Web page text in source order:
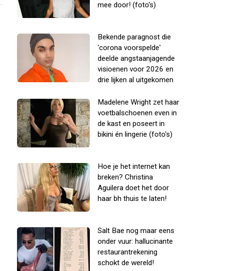
mee door! (foto's)
Bekende paragnost die
'corona voorspelde'
deelde angstaanjagende
visioenen voor 2026 en
drie lijken al uitgekomen
Madelene Wright zet haar
voetbalschoenen even in
de kast en poseert in
bikini én lingerie (foto's)
Hoe je het internet kan
breken? Christina
Aguilera doet het door
haar bh thuis te laten!
Salt Bae nog maar eens
onder vuur: hallucinante
restaurantrekening
schokt de wereld!